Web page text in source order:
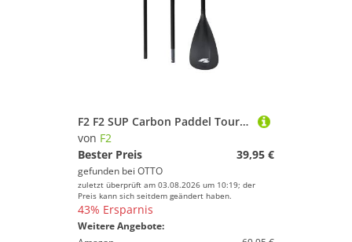
F2 F2 SUP Carbon Paddel Touring 3-teilig 170-217cm Schwarz SUP-Paddel
von F2
Bester Preis
39,95 €
gefunden bei OTTO
zuletzt überprüft am 03.08.2026 um 10:19; der
Preis kann sich seitdem geändert haben.
43% Ersparnis
Weitere Angebote: